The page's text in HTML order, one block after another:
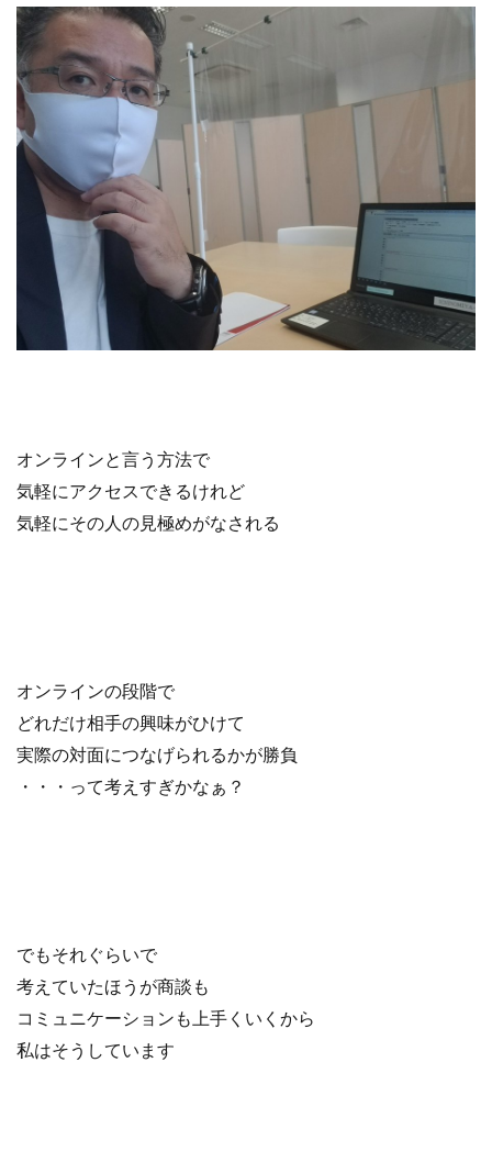
オンラインと言う方法で
気軽にアクセスできるけれど
気軽にその人の見極めがなされる
オンラインの段階で
どれだけ相手の興味がひけて
実際の対面につなげられるかが勝負
・・・って考えすぎかなぁ？
でもそれぐらいで
考えていたほうが商談も
コミュニケーションも上手くいくから
私はそうしています